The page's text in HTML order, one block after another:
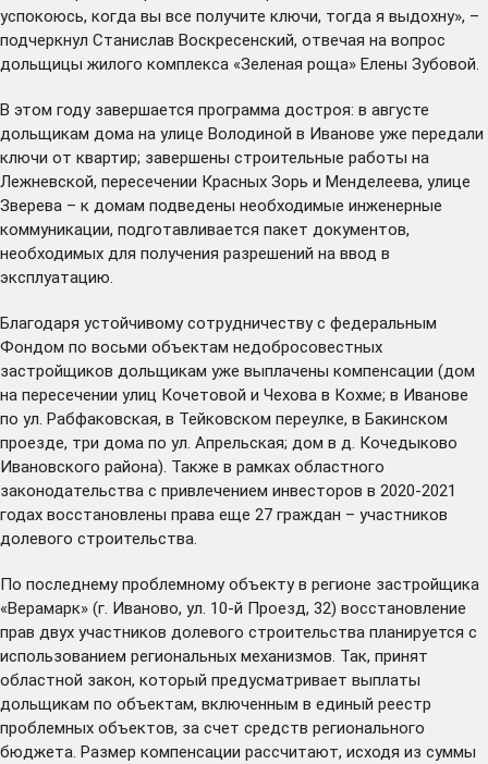
успокоюсь, когда вы все получите ключи, тогда я выдохну», –
подчеркнул Станислав Воскресенский, отвечая на вопрос
дольщицы жилого комплекса «Зеленая роща» Елены Зубовой.
В этом году завершается программа достроя: в августе
дольщикам дома на улице Володиной в Иванове уже передали
ключи от квартир; завершены строительные работы на
Лежневской, пересечении Красных Зорь и Менделеева, улице
Зверева – к домам подведены необходимые инженерные
коммуникации, подготавливается пакет документов,
необходимых для получения разрешений на ввод в
эксплуатацию.
Благодаря устойчивому сотрудничеству с федеральным
Фондом по восьми объектам недобросовестных
застройщиков дольщикам уже выплачены компенсации (дом
на пересечении улиц Кочетовой и Чехова в Кохме; в Иванове
по ул. Рабфаковская, в Тейковском переулке, в Бакинском
проезде, три дома по ул. Апрельская; дом в д. Кочедыково
Ивановского района). Также в рамках областного
законодательства с привлечением инвесторов в 2020-2021
годах восстановлены права еще 27 граждан – участников
долевого строительства.
По последнему проблемному объекту в регионе застройщика
«Верамарк» (г. Иваново, ул. 10-й Проезд, 32) восстановление
прав двух участников долевого строительства планируется с
использованием региональных механизмов. Так, принят
областной закон, который предусматривает выплаты
дольщикам по объектам, включенным в единый реестр
проблемных объектов, за счет средств регионального
бюджета. Размер компенсации рассчитают, исходя из суммы